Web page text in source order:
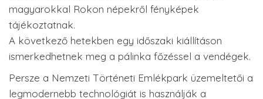
magyarokkal Rokon népekről fényképek
tájékoztatnak.
A következő hetekben egy időszaki kiállításon
ismerkedhetnek meg a pálinka főzéssel a vendégek.
Persze a Nemzeti Történeti Emlékpark üzemeltetői a
legmodernebb technológiát is használják a